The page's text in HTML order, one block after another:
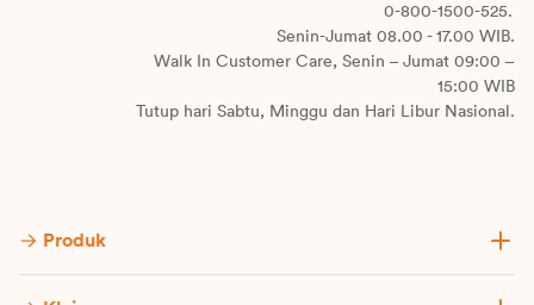
0-800-1500-525.
Senin-Jumat 08.00 - 17.00 WIB.
Walk In Customer Care, Senin – Jumat 09:00 –
15:00 WIB
Tutup hari Sabtu, Minggu dan Hari Libur Nasional.
Produk